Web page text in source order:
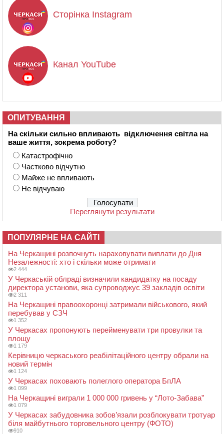
Сторінка Instagram
Канал YouTube
ОПИТУВАННЯ
На скільки сильно впливають відключення світла на
ваше життя, зокрема роботу?
Катастрофічно
Частково відчутно
Майже не впливають
Не відчуваю
Переглянути результати
ПОПУЛЯРНЕ НА САЙТІ
На Черкащині розпочнуть нараховувати виплати до Дня
Незалежності: хто і скільки може отримати
2 444
У Черкаській облраді визначили кандидатку на посаду
директора установи, яка супроводжує 39 закладів освіти
2 311
На Черкащині правоохоронці затримали військового, який
перебував у СЗЧ
1 352
У Черкасах пропонують перейменувати три провулки та
площу
1 179
Керівницю черкаського реабілітаційного центру обрали на
новий термін
1 124
У Черкасах поховають полеглого оператора БпЛА
1 099
На Черкащині виграли 1 000 000 гривень у “Лото-Забава”
1 079
У Черкасах забудовника зобов’язали розблокувати тротуар
біля майбутнього торговельного центру (ФОТО)
910